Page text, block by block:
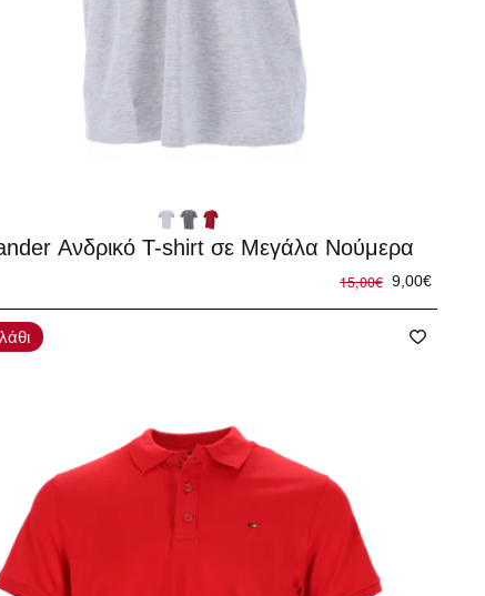
Ανδρικό T-shirt σε Μεγάλα Νούμερα
9,00€
15,00€